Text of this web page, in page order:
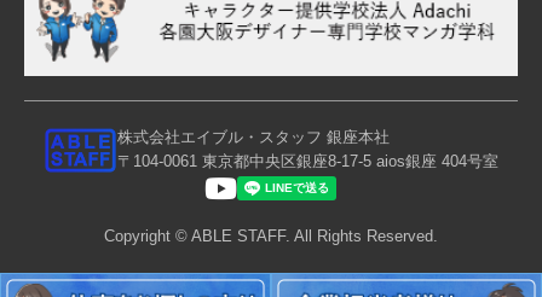
株式会社エイブル・スタッフ 銀座本社
〒104-0061 東京都中央区銀座8-17-5 aios銀座 404号室
Copyright ©︎ ABLE STAFF. All Rights Reserved.